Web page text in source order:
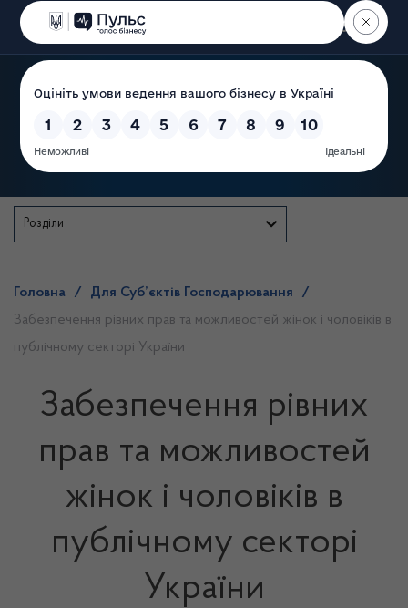
Пошук
Розділи
Головна / Для Суб’єктів Господарювання
/
Забезпечення рівних прав та можливостей жінок і чоловіків в
публічному секторі України
Забезпечення рівних
прав та можливостей
жінок і чоловіків в
публічному секторі
України